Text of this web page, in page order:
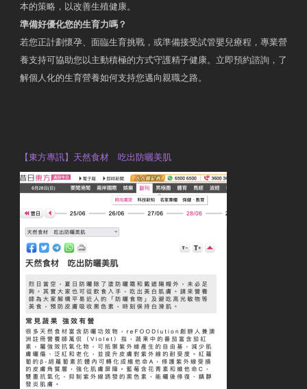
本的策略，以改善生殖健康。
準備好優化您的生育力嗎？
若您正計劃懷孕、面臨生育挑戰，或準備接受試管嬰兒療程，專業營
養支持可協助您以主動積極的方式守護精子健康。立即預約諮詢，了
解個人化的生育營養如何支持您邁向親職之路。
【東方專訊】天然食材 吃出防曬美肌